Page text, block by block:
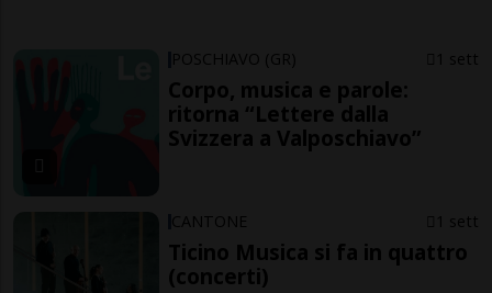
POSCHIAVO (GR) 1 sett
Corpo, musica e parole:
ritorna “Lettere dalla
Svizzera a Valposchiavo”
CANTONE 1 sett
Ticino Musica si fa in quattro
(concerti)